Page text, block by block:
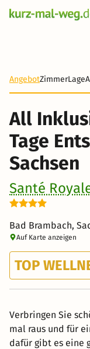
AngebotZimmerLage
All
Tage
Sachsen
Santé
Bad Brambach,
Auf Karte anzeigen
TOP
Verbringen Sie
mal raus und für
dafür gibt es eine